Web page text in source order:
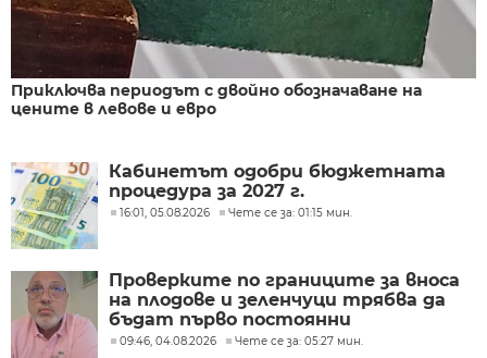
Приключва периодът с двойно обозначаване на
цените в левове и евро
Кабинетът одобри бюджетната
процедура за 2027 г.
16:01, 05.08.2026 Чете се за: 01:15 мин.
Проверките по границите за вноса
на плодове и зеленчуци трябва да
бъдат първо постоянни
09:46, 04.08.2026 Чете се за: 05:27 мин.